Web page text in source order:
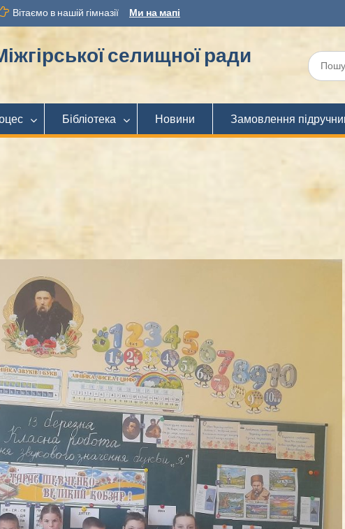
Вітаємо в нашій гімназії Ми на мапі
селищної ради Шукати:
Бібліотека Новини Замовлення